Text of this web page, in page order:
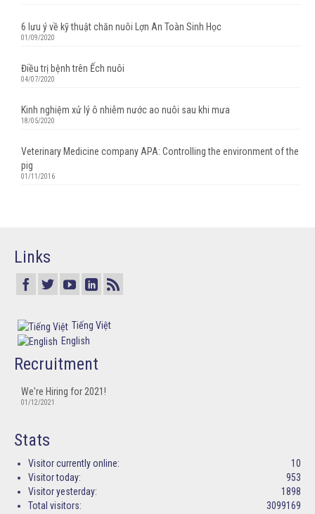
6 lưu ý về kỹ thuật chăn nuôi Lợn An Toàn Sinh Học
01/09/2020
Điều trị bệnh trên Ếch nuôi
04/07/2020
Kinh nghiệm xử lý ô nhiễm nước ao nuôi sau khi mưa
18/05/2020
Veterinary Medicine company APA: Controlling the environment of the
pig
01/11/2016
Links
Tiếng Việt
English
Recruitment
We're Hiring for 2021!
01/12/2021
Stats
10
Visitor currently online:
953
Visitor today:
1898
Visitor yesterday:
3099169
Total visitors: